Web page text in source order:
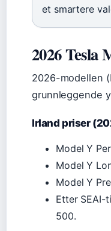
et smartere
2026 Tesla
2026-modellen
grunnleggende
Irland priser
Model Y
Model Y
Model Y
Etter SEAI-
500.